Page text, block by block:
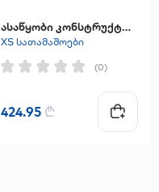
ასაწყობი კონსტრუქტორი "Ariel's Royal Wedding Boat"
XS სათამაშოები
(0)
424.95 ₾